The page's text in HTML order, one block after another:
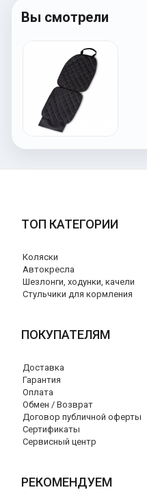
Вы смотрели
ТОП КАТЕГОРИИ
Коляски
Автокресла
Шезлонги, ходунки, качели
Стульчики для кормления
ПОКУПАТЕЛЯМ
Доставка
Гарантия
Оплата
Обмен / Возврат
Договор публичной оферты
Сертификаты
Сервисный центр
РЕКОМЕНДУЕМ